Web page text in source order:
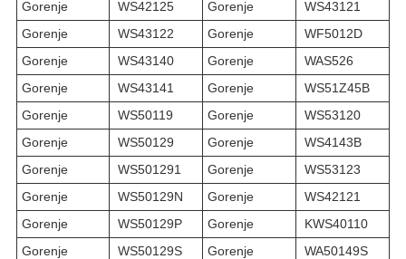
Gorenje
WS42125 Gorenje
WS43121
Gorenje
WS43122 Gorenje
WF5012D
Gorenje
WS43140 Gorenje
WAS526
Gorenje
WS43141 Gorenje
WS51Z45B
Gorenje
WS50119 Gorenje
WS53120
Gorenje
WS50129 Gorenje
WS4143B
Gorenje
WS501291 Gorenje
WS53123
Gorenje
WS50129N Gorenje
WS42121
Gorenje
WS50129P Gorenje
KWS40110
Gorenje
WS50129S Gorenje WA50149S